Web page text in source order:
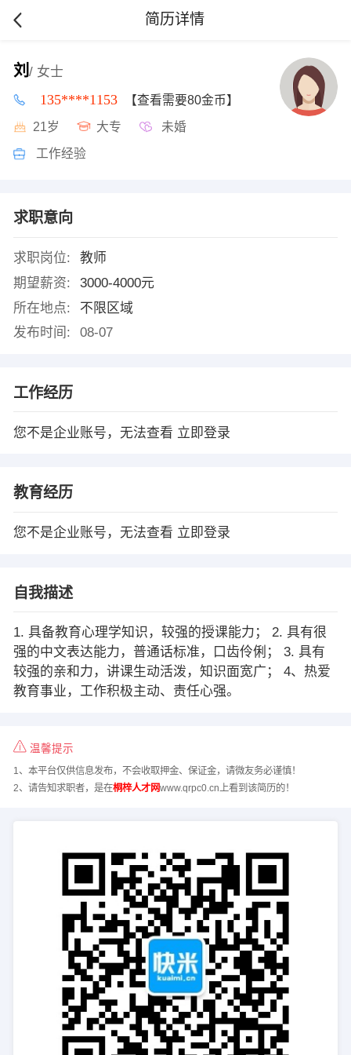
简历详情
刘 / 女士
135****1153 【查看需要80金币】
21岁 大专 未婚
工作经验
求职意向
求职岗位:
教师
期望薪资:
3000-4000元
所在地点:
不限区域
发布时间:
08-07
工作经历
您不是企业账号，无法查看 立即登录
教育经历
您不是企业账号，无法查看 立即登录
自我描述
1. 具备教育心理学知识，较强的授课能力； 2. 具有很
强的中文表达能力，普通话标准，口齿伶俐； 3. 具有
较强的亲和力，讲课生动活泼，知识面宽广； 4、热爱
教育事业，工作积极主动、责任心强。
温馨提示
1、本平台仅供信息发布，不会收取押金、保证金，请微友务必谨慎！
2、请告知求职者，是在桐梓人才网www.qrpc0.cn上看到该简历的！